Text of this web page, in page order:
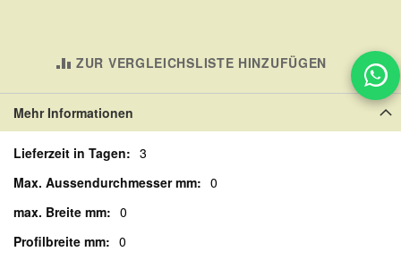
ZUR VERGLEICHSLISTE HINZUFÜGEN
Mehr Informationen
Mehr
Informationen
3
0
0
0